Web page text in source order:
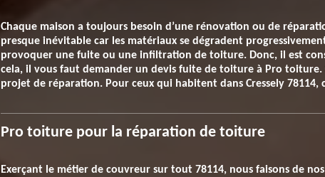
Chaque maison a toujours besoin d’une rénovation ou de
presque inévitable car les matériaux se dégradent
provoquer une fuite ou une infiltration de toiture. Donc, il est
cela, il vous faut demander un devis fuite de toiture à Pro
projet de réparation. Pour ceux qui habitent dans Cressely
Pro toiture pour la réparation de toiture
Exerçant le métier de couvreur sur tout 78114, nous faisons de